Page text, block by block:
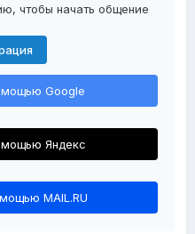
чтобы начать общение
Google
Яндекс
MAIL.RU